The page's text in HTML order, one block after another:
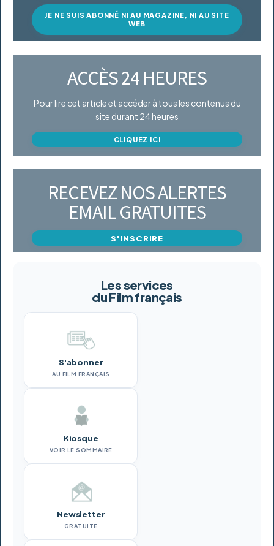
JE NE SUIS ABONNÉ NI AU MAGAZINE, NI AU SITE
WEB
ACCÈS 24 HEURES
Pour lire cet article et accéder à tous les contenus du
site durant 24 heures
CLIQUEZ ICI
RECEVEZ NOS ALERTES
EMAIL GRATUITES
S'INSCRIRE
Les services
du Film français
S'abonner
AU FILM FRANÇAIS
Kiosque
VOIR LE SOMMAIRE
Newsletter
GRATUITE